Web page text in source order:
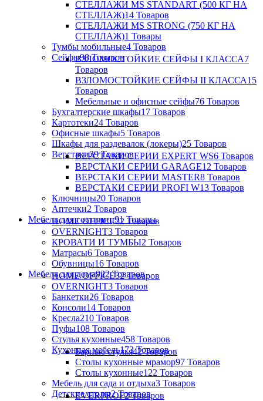
СТЕЛЛАЖИ MS STANDART (500 КГ НА
СТЕЛЛАЖ)14 Товаров
СТЕЛЛАЖИ MS STRONG (750 КГ НА
СТЕЛЛАЖ)1 Товары
Тумбы мобильные4 Товаров
Сейфы98 Товаров
ВЗЛОМОСТОЙКИЕ СЕЙФЫ I КЛАССА7
Товаров
ВЗЛОМОСТОЙКИЕ СЕЙФЫ II КЛАССА15
Товаров
Мебельные и офисные сейфы76 Товаров
Бухгалтерские шкафы17 Товаров
Картотеки24 Товаров
Офисные шкафы5 Товаров
Шкафы для раздевалок (локеры)25 Товаров
Верстаки39 Товаров
ВЕРСТАКИ СЕРИИ EXPERT WS6 Товаров
ВЕРСТАКИ СЕРИИ GARAGE12 Товаров
ВЕРСТАКИ СЕРИИ MASTER8 Товаров
ВЕРСТАКИ СЕРИИ PROFI W13 Товаров
Ключницы20 Товаров
Аптечки2 Товаров
Мебель для гостиниц91 Товары
HOME OFFICE32 Товаров
OVERNIGHT3 Товаров
КРОВАТИ И ТУМБЫ2 Товаров
Матрасы6 Товаров
Обувницы16 Товаров
Мебель для дома922 Товаров
HOME OFFICE32 Товаров
OVERNIGHT3 Товаров
Банкетки26 Товаров
Консоли14 Товаров
Кресла210 Товаров
Пуфы108 Товаров
Стулья кухонные458 Товаров
Кухонная мебель173 Товаров
Барные стулья42 Товаров
Столы кухонные мрамор97 Товаров
Столы кухонные122 Товаров
Мебель для сада и отдыха3 Товаров
Детские столы2 Товаров
EVERPROF2 Товаров